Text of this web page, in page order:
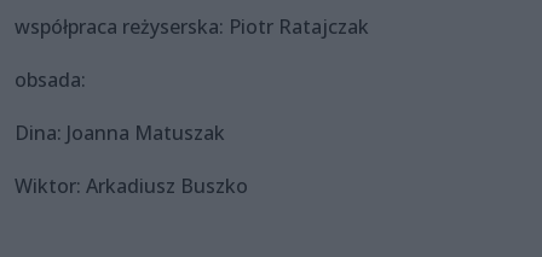
współpraca reżyserska: Piotr Ratajczak
obsada:
Dina: Joanna Matuszak
Wiktor: Arkadiusz Buszko